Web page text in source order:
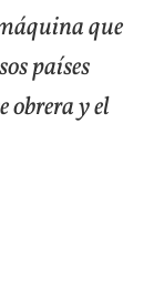
que
países
obrera y el